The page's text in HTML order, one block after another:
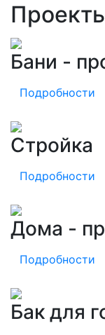
Бани -
Подробности
Стройка
Подробности
Дома -
Подробности
Бак для